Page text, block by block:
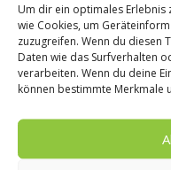
Um dir ein optimales Erlebnis
wie Cookies, um
zuzugreifen. Wenn du diesen
Daten wie das Surfverhalten
verarbeiten. Wenn du deine
können bestimmte Merkmale
e Tartufo Gala –
für den guten
Zweck
26. November 2014